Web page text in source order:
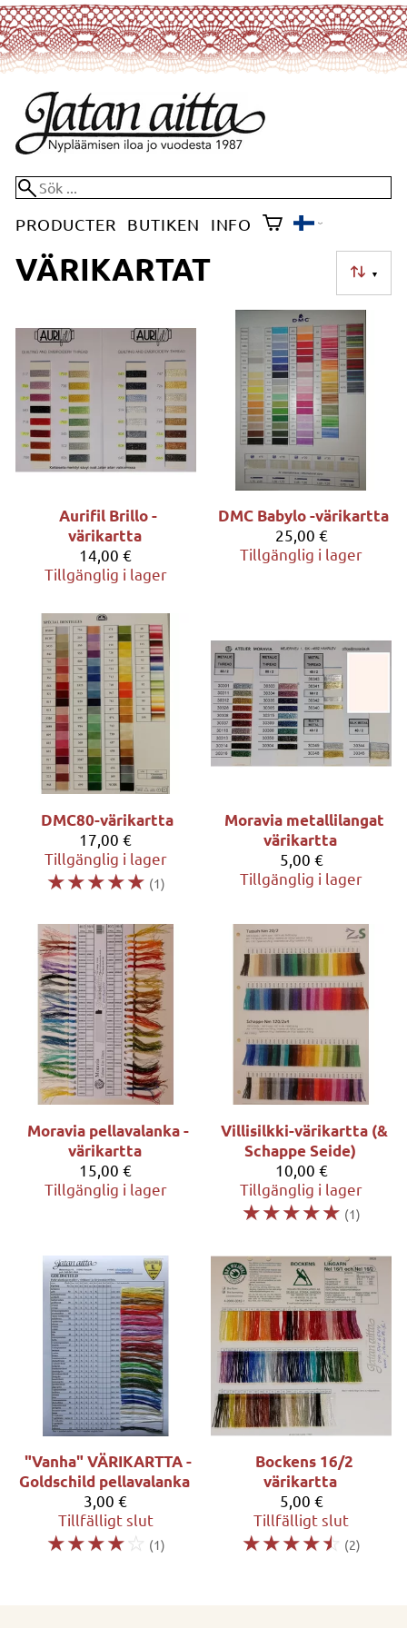
PRODUCTER BUTIKEN INFO
▼
VÄRIKARTAT
Aurifil Brillo -
värikartta
14,00 €
Tillgänglig i lager
DMC Babylo -värikartta
25,00 €
Tillgänglig i lager
DMC80-värikartta
17,00 €
Tillgänglig i lager
☆☆☆☆☆ (1)
Moravia metallilangat
värikartta
5,00 €
Tillgänglig i lager
Moravia pellavalanka -
värikartta
15,00 €
Tillgänglig i lager
Villisilkki-värikartta (&
Schappe Seide)
10,00 €
Tillgänglig i lager
☆☆☆☆☆ (1)
"Vanha" VÄRIKARTTA -
Goldschild pellavalanka
3,00 €
Tillfälligt slut
☆☆☆☆☆ (1)
Bockens 16/2
värikartta
5,00 €
Tillfälligt slut
☆☆☆☆☆ (2)